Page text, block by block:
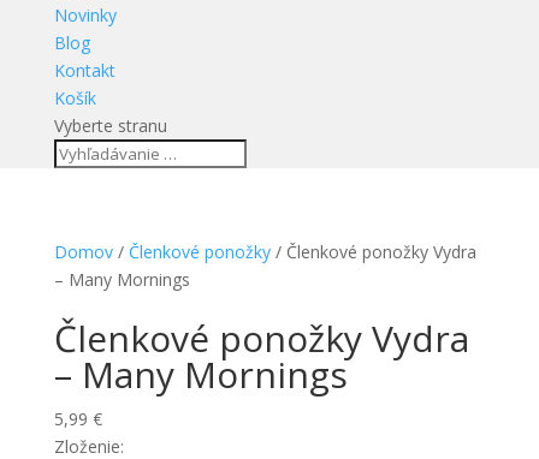
Novinky
Blog
Kontakt
Košík
Vyberte stranu
Domov/ Členkové ponožky/ Členkové ponožky Vydra
– Many Mornings
Členkové ponožky Vydra
– Many Mornings
5,99 €
Zloženie: